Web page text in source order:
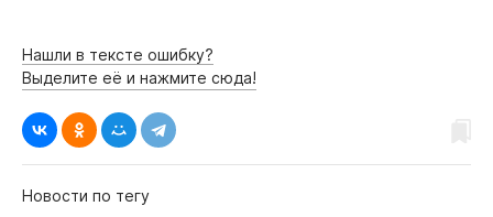
Нашли в тексте ошибку?
Выделите её и нажмите сюда!
Новости по тегу